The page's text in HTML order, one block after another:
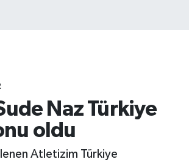
Naz Türkiye
oldu
Atletizim Türkiye
Haberleri